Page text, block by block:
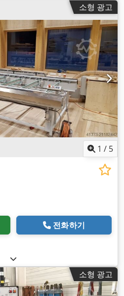
소형 광고
1 / 5
전화하기
소형 광고